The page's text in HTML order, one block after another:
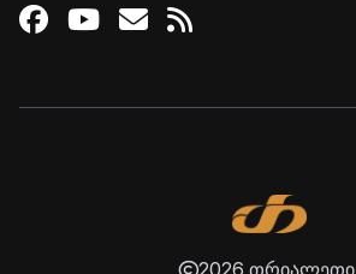
Facebook
Youtube
Email
RSS
2026 თრიალეთი.